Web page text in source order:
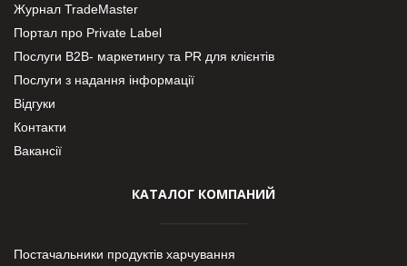
Журнал TradeMaster
Портал про Private Label
Послуги В2В- маркетингу та PR для клієнтів
Послуги з надання інформації
Відгуки
Контакти
Вакансії
КАТАЛОГ КОМПАНИЙ
Постачальники продуктів харчування